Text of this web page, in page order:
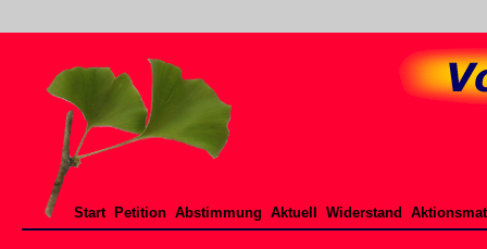
Start Petition Abstimmung Aktuell Widerstand